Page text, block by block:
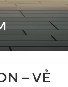
– VẺ